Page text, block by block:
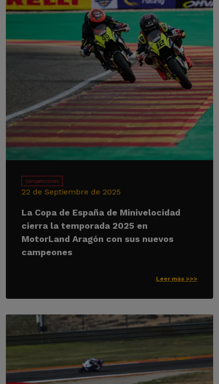
Competiciones
22 de Septiembre de 2025
La Copa de España de Minivelocidad
cierra la temporada 2025 en
MotorLand Aragón con sus nuevos
campeones
Leer más >>>